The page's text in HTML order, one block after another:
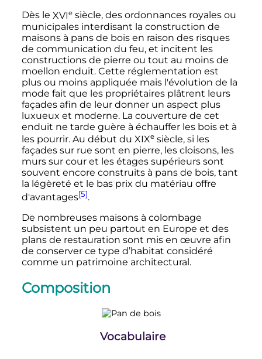
Dès le XVIe siècle, des ordonnances royales ou
municipales interdisant la construction de
maisons à pans de bois en raison des risques
de communication du feu, et incitent les
constructions de pierre ou tout au moins de
moellon enduit. Cette réglementation est
plus ou moins appliquée mais l'évolution de la
mode fait que les propriétaires plâtrent leurs
façades afin de leur donner un aspect plus
luxueux et moderne. La couverture de cet
enduit ne tarde guère à échauffer les bois et à
les pourrir. Au début du XIXe siècle, si les
façades sur rue sont en pierre, les cloisons, les
murs sur cour et les étages supérieurs sont
souvent encore construits à pans de bois, tant
la légèreté et le bas prix du matériau offre
d'avantages[5].
De nombreuses maisons à colombage
subsistent un peu partout en Europe et des
plans de restauration sont mis en œuvre afin
de conserver ce type d’habitat considéré
comme un patrimoine architectural.
Composition
Vocabulaire